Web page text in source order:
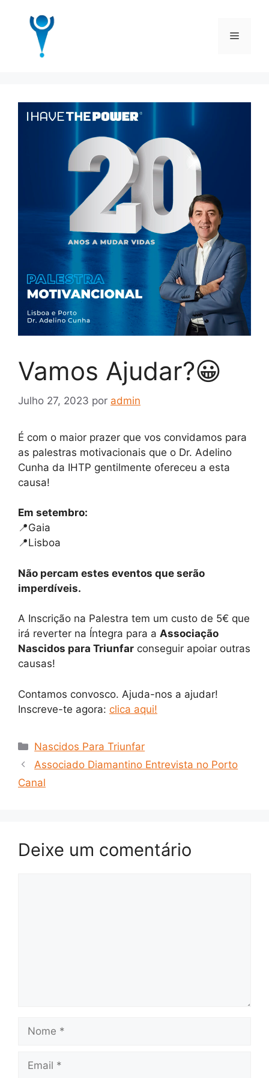
Vamos Ajudar?😀
Julho 27, 2023 por admin
É com o maior prazer que vos convidamos para
as palestras motivacionais que o Dr. Adelino
Cunha da IHTP gentilmente ofereceu a esta
causa!
Em setembro:
📍Gaia
📍Lisboa
Não percam estes eventos que serão
imperdíveis.
A Inscrição na Palestra tem um custo de 5€ que
irá reverter na Íntegra para a Associação
Nascidos para Triunfar conseguir apoiar outras
causas!
Contamos convosco. Ajuda-nos a ajudar!
Inscreve-te agora: clica aqui!
Nascidos Para Triunfar
Associado Diamantino Entrevista no Porto
Canal
Deixe um comentário